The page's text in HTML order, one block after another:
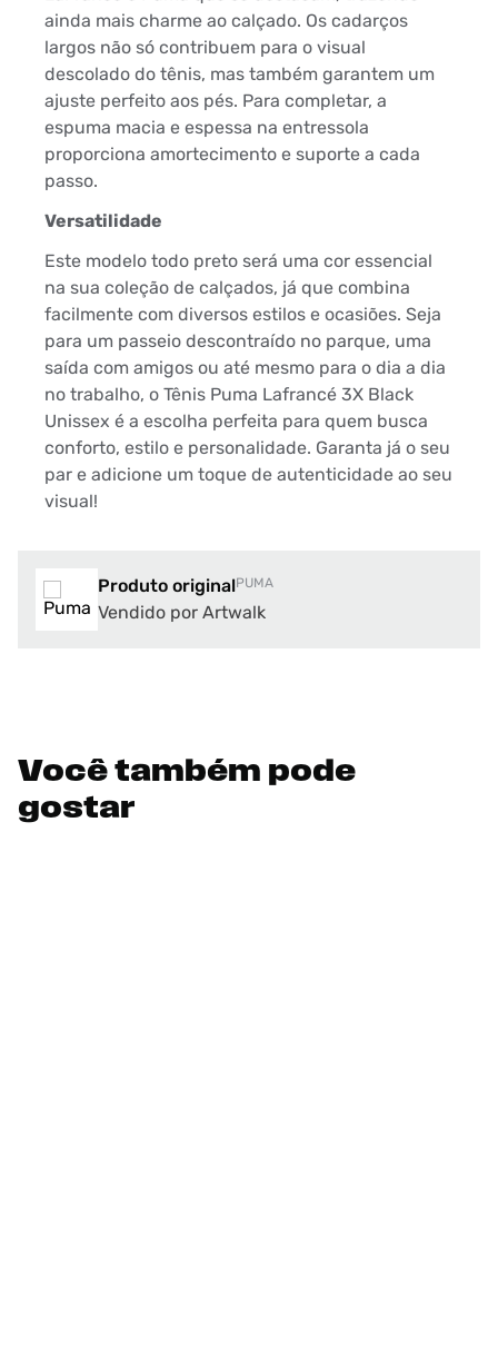
ainda mais charme ao calçado. Os cadarços
largos não só contribuem para o visual
descolado do tênis, mas também garantem um
ajuste perfeito aos pés. Para completar, a
espuma macia e espessa na entressola
proporciona amortecimento e suporte a cada
passo.
Versatilidade
Este modelo todo preto será uma cor essencial
na sua coleção de calçados, já que combina
facilmente com diversos estilos e ocasiões. Seja
para um passeio descontraído no parque, uma
saída com amigos ou até mesmo para o dia a dia
no trabalho, o Tênis Puma Lafrancé 3X Black
Unissex é a escolha perfeita para quem busca
conforto, estilo e personalidade. Garanta já o seu
par e adicione um toque de autenticidade ao seu
visual!
Produto originalPUMA
Vendido por Artwalk
Você também pode
gostar